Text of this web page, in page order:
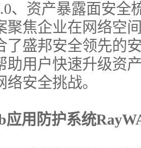
、资产暴露面安全
聚焦企业在网络空
了盛邦安全领先的
助用户快速升级资
安全挑战。
应用防护系统